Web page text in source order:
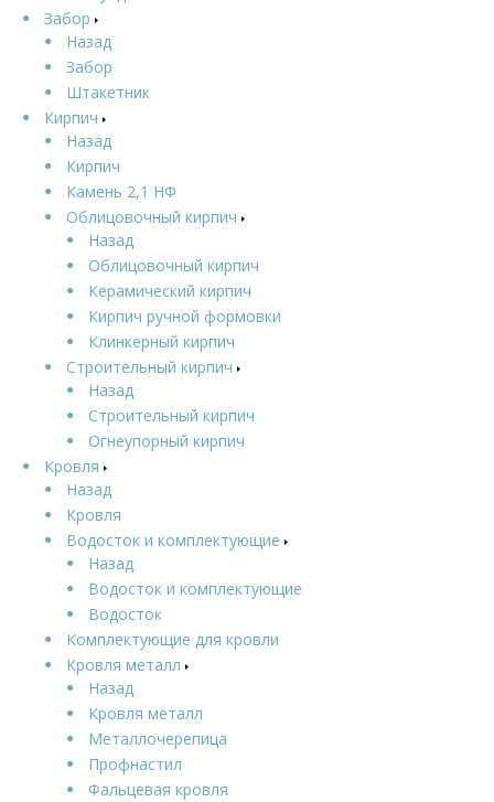
Забор
Назад
Забор
Штакетник
Кирпич
Назад
Кирпич
Камень 2,1 НФ
Облицовочный кирпич
Назад
Облицовочный кирпич
Керамический кирпич
Кирпич ручной формовки
Клинкерный кирпич
Строительный кирпич
Назад
Строительный кирпич
Огнеупорный кирпич
Кровля
Назад
Кровля
Водосток и комплектующие
Назад
Водосток и комплектующие
Водосток
Комплектующие для кровли
Кровля металл
Назад
Кровля металл
Металлочерепица
Профнастил
Фальцевая кровля